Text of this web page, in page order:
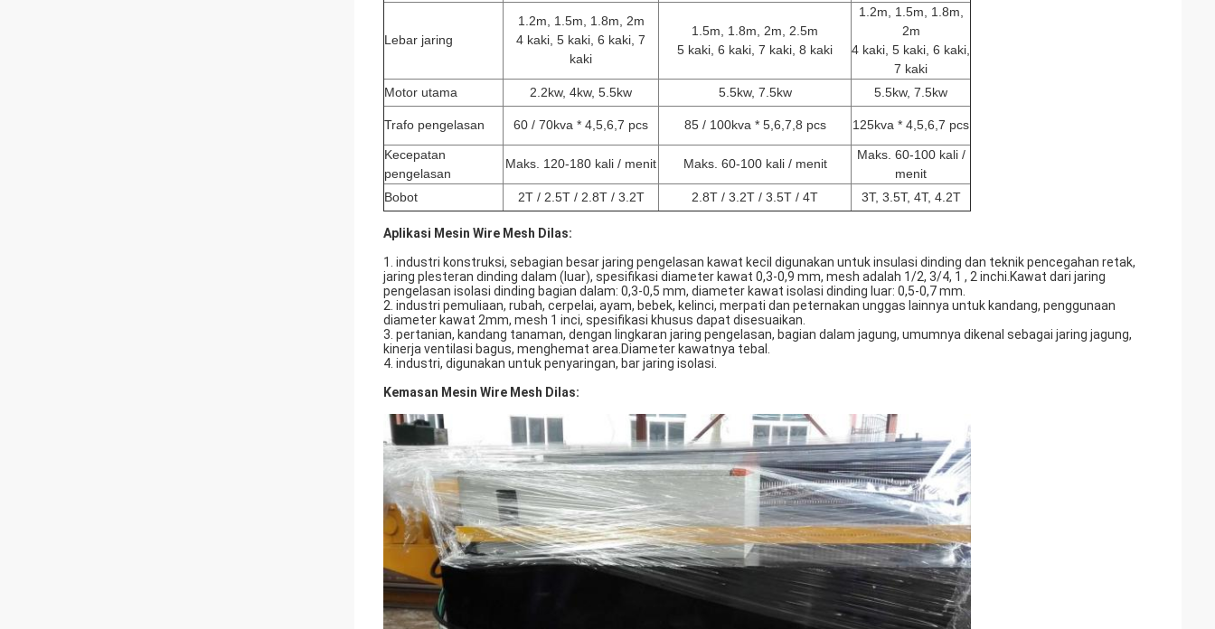
Lebar jaring
1.2m, 1.5m, 1.8m, 2m
4 kaki, 5 kaki, 6 kaki, 7
kaki
1.5m, 1.8m, 2m, 2.5m
5 kaki, 6 kaki, 7 kaki, 8 kaki
1.2m, 1.5m, 1.8m,
2m
4 kaki, 5 kaki, 6 kaki,
7 kaki
Motor utama
2.2kw, 4kw, 5.5kw 5.5kw, 7.5kw 5.5kw, 7.5kw
Trafo pengelasan 60 / 70kva * 4,5,6,7 pcs 85 / 100kva * 5,6,7,8 pcs 125kva * 4,5,6,7 pcs
Kecepatan
pengelasan
Maks. 120-180 kali / menit Maks. 60-100 kali / menit
Maks. 60-100 kali /
menit
Bobot
2T / 2.5T / 2.8T / 3.2T 2.8T / 3.2T / 3.5T / 4T 3T, 3.5T, 4T, 4.2T
Aplikasi Mesin Wire Mesh Dilas:
1. industri konstruksi, sebagian besar jaring pengelasan kawat kecil digunakan untuk insulasi dinding dan teknik pencegahan retak,
jaring plesteran dinding dalam (luar), spesifikasi diameter kawat 0,3-0,9 mm, mesh adalah 1/2, 3/4, 1 , 2 inchi.Kawat dari jaring
pengelasan isolasi dinding bagian dalam: 0,3-0,5 mm, diameter kawat isolasi dinding luar: 0,5-0,7 mm.
2. industri pemuliaan, rubah, cerpelai, ayam, bebek, kelinci, merpati dan peternakan unggas lainnya untuk kandang, penggunaan
diameter kawat 2mm, mesh 1 inci, spesifikasi khusus dapat disesuaikan.
3. pertanian, kandang tanaman, dengan lingkaran jaring pengelasan, bagian dalam jagung, umumnya dikenal sebagai jaring jagung,
kinerja ventilasi bagus, menghemat area.Diameter kawatnya tebal.
4. industri, digunakan untuk penyaringan, bar jaring isolasi.
Kemasan Mesin Wire Mesh Dilas: